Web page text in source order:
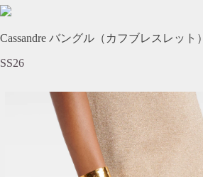
Cassandre バングル（カフブレスレット）
SS26